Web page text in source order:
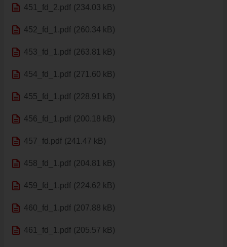
ZMLUVY, OBJEDNÁVKY, FAKTÚRY
DOKUMENTY
VAJNORSKÁ PODPORNÁ SPOLOČNOSŤ
ZVEREJNENIE VYDANÝCH POVOLENÍ NA ROZKOPÁVKY
ROZVOJOVÉ LOKALITY
PARTICIPATÍVNY ROZPOČET
O VAJNOROCH
HISTÓRIA VAJNOR
description 451_fd_2.pdf (234.03 kB)
description 452_fd_1.pdf (260.34 kB)
description 453_fd_1.pdf (263.81 kB)
description 454_fd_1.pdf (271.60 kB)
description 455_fd_1.pdf (228.91 kB)
description 456_fd_1.pdf (200.18 kB)
description 457_fd.pdf (241.47 kB)
description 458_fd_1.pdf (204.81 kB)
description 459_fd_1.pdf (224.62 kB)
description 460_fd_1.pdf (207.88 kB)
description 461_fd_1.pdf (205.57 kB)